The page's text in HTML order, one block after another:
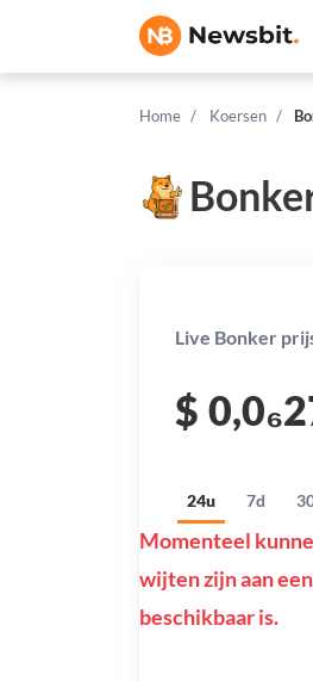
Home Koersen
Live Bonker
$
24u 7d
Momenteel
wijten zijn aan
beschikbaar is.